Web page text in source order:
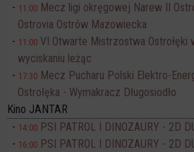
11:00 Mecz ligi okręgowej Narew II
Ostrovia Ostrów Mazowiecka
11:00 VI Otwarte Mistrzostwa Ostrołęki
wyciskaniu leżąc
17:30 Mecz Pucharu Polski Elektro-
Ostrołęka - Wymakracz Długosiodło
Kino JANTAR
14:00 PSI PATROL I DINOZAURY - 2D
16:00 PSI PATROL I DINOZAURY - 2D